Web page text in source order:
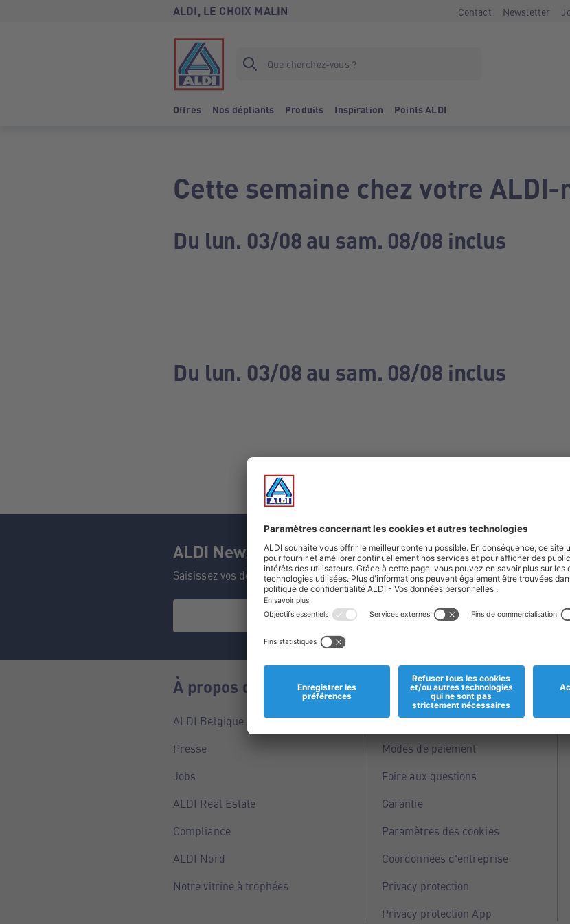
ALDI, LE CHOIX MALIN Contact Newsletter
Offres Nos dépliants Produits Inspiration Points ALDI
Cette semaine chez votre ALDI-
Du lun. 03/08 au sam. 08/08 inclus
Du lun. 03/08 au sam. 08/08 inclus
ALDI Newsletter
Saisissez vos données et ne manquez aucune de nos offres.
À propos de nous
ALDI Belgique
Presse
Jobs
ALDI Real Estate
Compliance
ALDI Nord
Notre vitrine à trophées
Informations
Magasins
Modes de paiement
Foire aux questions
Garantie
Paramètres des cookies
Coordonnées d'entreprise
Privacy protection
Privacy protection App